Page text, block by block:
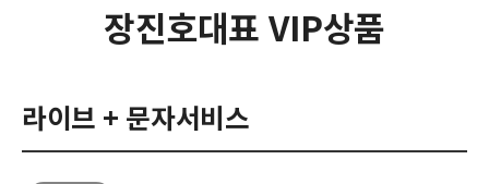
요!
장진호대표 VIP상품
라이브 + 문자서비스